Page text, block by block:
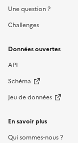
Une question ?
Challenges
Données ouvertes
API
Schéma
Jeu de données
En savoir plus
Qui sommes-nous ?